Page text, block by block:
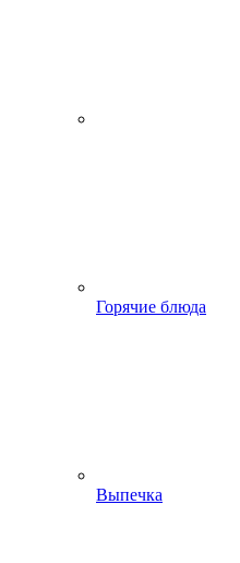
Горячие блюда
Выпечка